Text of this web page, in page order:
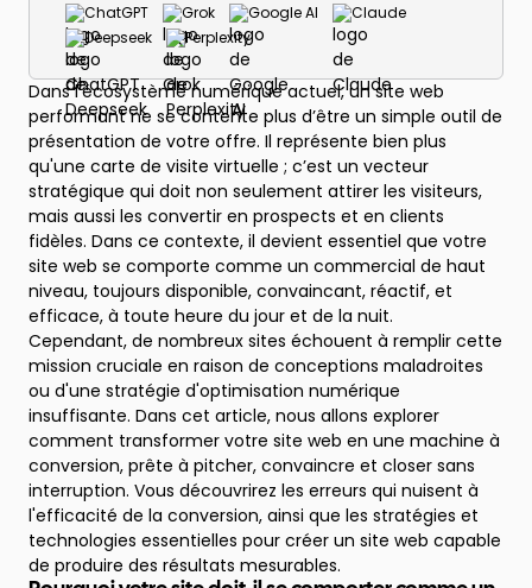
ChatGPT Grok Google AI
Claude
Deepseek
Perplexity
Dans l’écosystème numérique actuel, un site web
performant ne se contente plus d’être un simple outil de
présentation de votre offre. Il représente bien plus
qu'une carte de visite virtuelle ; c’est un vecteur
stratégique qui doit non seulement attirer les visiteurs,
mais aussi les convertir en prospects et en clients
fidèles. Dans ce contexte, il devient essentiel que votre
site web se comporte comme un commercial de haut
niveau, toujours disponible, convaincant, réactif, et
efficace, à toute heure du jour et de la nuit.
Cependant, de nombreux sites échouent à remplir cette
mission cruciale en raison de conceptions maladroites
ou d'une stratégie d'optimisation numérique
insuffisante. Dans cet article, nous allons explorer
comment transformer votre site web en une machine à
conversion, prête à pitcher, convaincre et closer sans
interruption. Vous découvrirez les erreurs qui nuisent à
l'efficacité de la conversion, ainsi que les stratégies et
technologies essentielles pour créer un site web capable
de produire des résultats mesurables.